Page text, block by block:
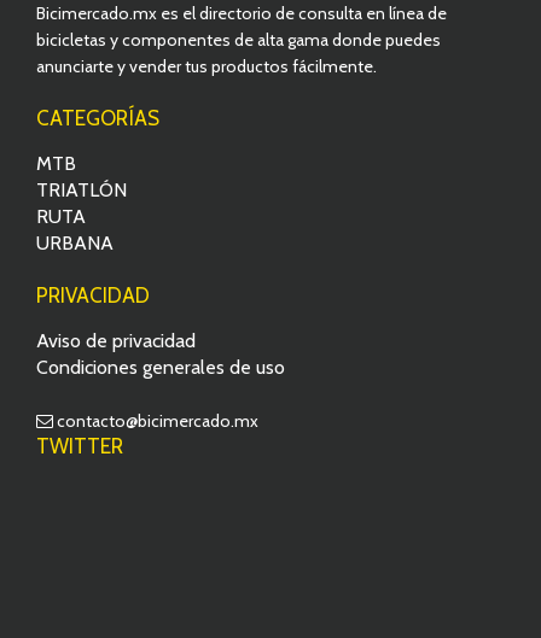
Bicimercado.mx es el directorio de consulta en línea de
bicicletas y componentes de alta gama donde puedes
anunciarte y vender tus productos fácilmente.
CATEGORÍAS
MTB
TRIATLÓN
RUTA
URBANA
PRIVACIDAD
Aviso de privacidad
Condiciones generales de uso
contacto@bicimercado.mx
TWITTER